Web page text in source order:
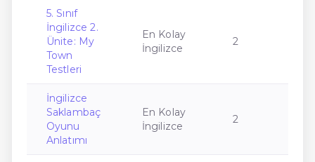
5. Sınıf
İngilizce 2.
Ünite: My
Town
Testleri
En Kolay
İngilizce
2
İngilizce
Saklambaç
Oyunu
Anlatımı
En Kolay
İngilizce
2